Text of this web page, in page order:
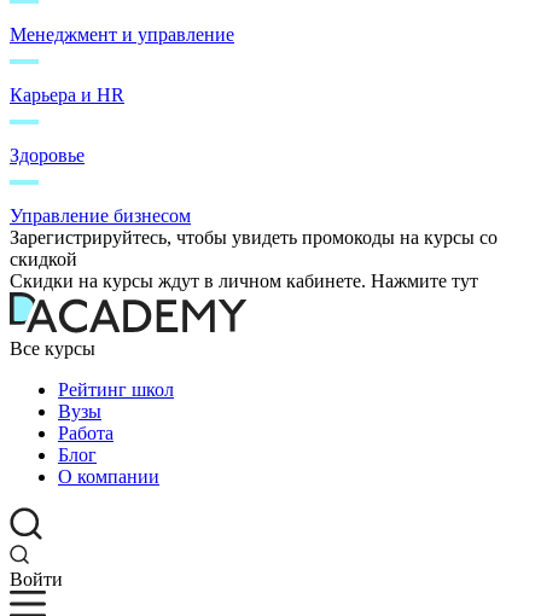
Менеджмент и управление
Карьера и HR
Здоровье
Управление бизнесом
Зарегистрируйтесь, чтобы увидеть промокоды на курсы со
скидкой
Скидки на курсы ждут в личном кабинете. Нажмите тут
Все курсы
Рейтинг школ
Вузы
Работа
Блог
О компании
Войти